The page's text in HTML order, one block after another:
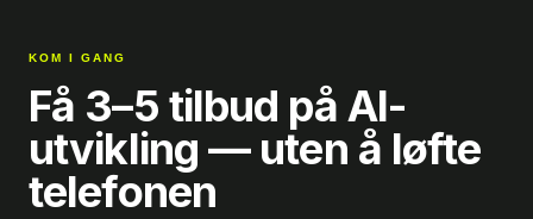
KOM I GANG
Få 3–5 tilbud på AI-
utvikling — uten å løfte
telefonen